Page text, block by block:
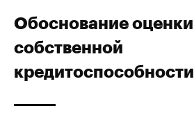
Обоснование оценки
собственной
кредитоспособности